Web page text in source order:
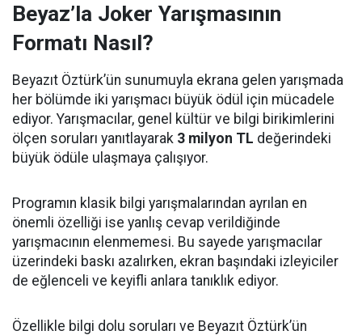
Beyaz’la Joker Yarışmasının
Formatı Nasıl?
Beyazıt Öztürk’ün sunumuyla ekrana gelen yarışmada
her bölümde iki yarışmacı büyük ödül için mücadele
ediyor. Yarışmacılar, genel kültür ve bilgi birikimlerini
ölçen soruları yanıtlayarak 3 milyon TL değerindeki
büyük ödüle ulaşmaya çalışıyor.
Programın klasik bilgi yarışmalarından ayrılan en
önemli özelliği ise yanlış cevap verildiğinde
yarışmacının elenmemesi. Bu sayede yarışmacılar
üzerindeki baskı azalırken, ekran başındaki izleyiciler
de eğlenceli ve keyifli anlara tanıklık ediyor.
Özellikle bilgi dolu soruları ve Beyazıt Öztürk’ün